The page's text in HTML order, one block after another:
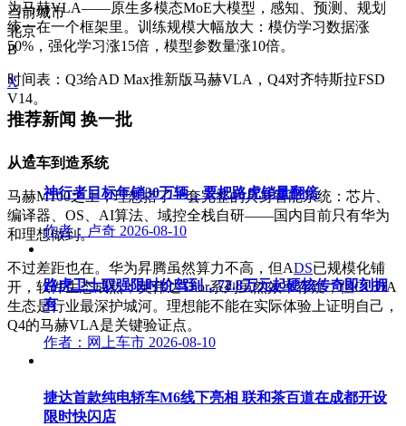
为马赫VLA——原生多模态MoE大模型，感知、预测、规划
统一在一个框架里。训练规模大幅放大：模仿学习数据涨
50%，强化学习涨15倍，模型参数量涨10倍。
时间表：Q3给AD Max推新版马赫VLA，Q4对齐特斯拉FSD
V14。
从造车到造系统
马赫M100之上，理想搭了一套完整的具身智能系统：芯片、
编译器、OS、AI算法、域控全栈自研——国内目前只有华为
和理想做到。
不过差距也在。华为昇腾虽然算力不高，但ADS已规模化铺
开，软件生态成熟；英伟达Thor系列虽然效率存疑，但CUDA
生态是行业最深护城河。理想能不能在实际体验上证明自己，
Q4的马赫VLA是关键验证点。
当前城市
北京
B
X
推荐新闻 换一批
神行者目标年销30万辆，要把路虎销量翻倍
作者：卢奇 2026-08-10
路虎卫士驭强限时价驾到，72.8万元起硬核传奇即刻拥
有
作者：网上车市 2026-08-10
捷达首款纯电轿车M6线下亮相 联和茶百道在成都开设
限时快闪店